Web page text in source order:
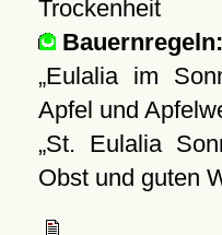
Trockenheit
Bauernregeln:
Eulalia im
Apfel und
St. Eulalia
Obst und guten